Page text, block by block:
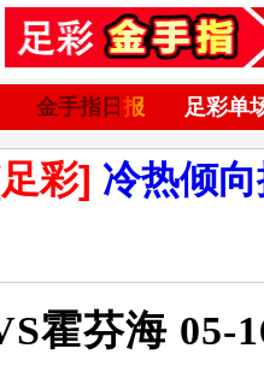
金手指日报 足彩单
彩] 冷热倾
霍芬海 05-